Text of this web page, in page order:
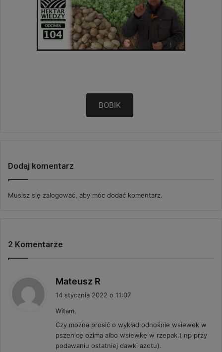
BOBIK
Dodaj komentarz
Musisz się zalogować , aby móc dodać komentarz.
2 Komentarze
Mateusz R
e
:
14 stycznia 2022 o 11:07
Witam,
Czy można prosić o wykład odnośnie wsiewek w
pszenicę ozima albo wsiewkę w rzepak.( np przy
podawaniu ostatniej dawki azotu).